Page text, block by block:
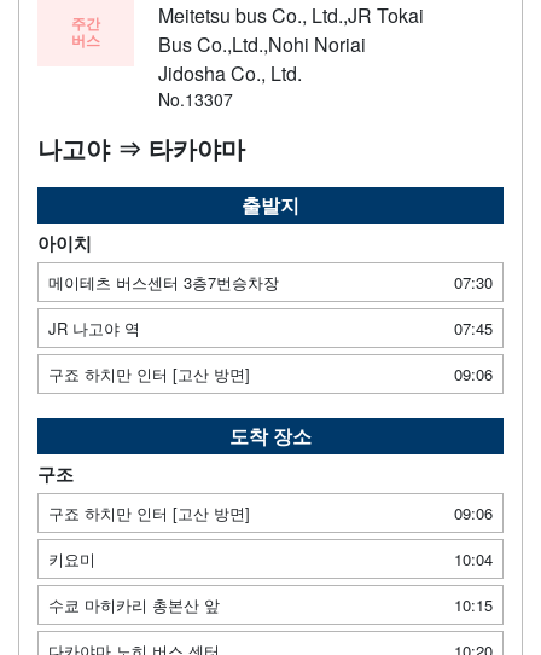
주간
버스
Meitetsu bus Co., Ltd.,JR Tokai
Bus Co.,Ltd.,Nohi Noriai
Jidosha Co., Ltd.
No.13307
나고야 ⇒ 타카야마
출발지
아이치
메이테츠 버스센터 3층7번승차장
07:30
JR 나고야 역
07:45
구죠 하치만 인터 [고산 방면]
09:06
도착 장소
구조
구죠 하치만 인터 [고산 방면]
09:06
키요미
10:04
수쿄 마히카리 총본산 앞
10:15